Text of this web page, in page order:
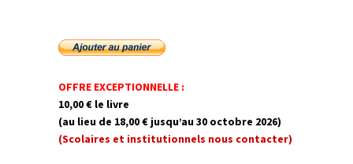
OFFRE EXCEPTIONNELLE :
10,00 € le livre
(au lieu de 18,00 € jusqu’au 30 octobre 2026)
(Scolaires et institutionnels nous contacter)